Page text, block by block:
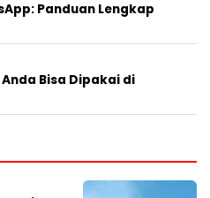
Panduan Lengkap
Bisa Dipakai di